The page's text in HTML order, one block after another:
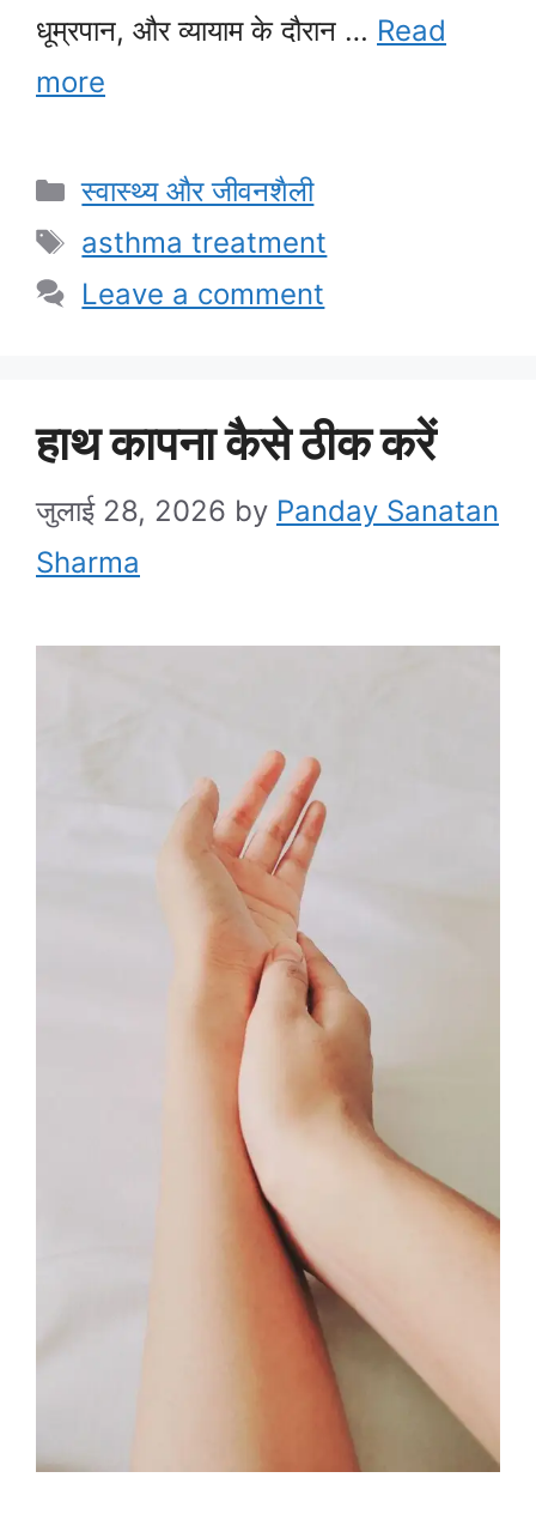
धूम्रपान, और व्यायाम के दौरान … Read
more
Categories
स्वास्थ्य और जीवनशैली
Tags
asthma treatment
Leave a comment
हाथ कापना कैसे ठीक करें
जुलाई 28, 2026 by Panday Sanatan
Sharma